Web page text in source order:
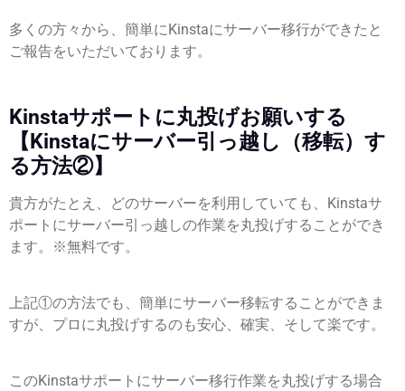
多くの方々から、簡単にKinstaにサーバー移行ができたと
ご報告をいただいております。
Kinstaサポートに丸投げお願いする
【Kinstaにサーバー引っ越し（移転）す
る方法②】
貴方がたとえ、どのサーバーを利用していても、Kinstaサ
ポートにサーバー引っ越しの作業を丸投げすることができ
ます。※無料です。
上記①の方法でも、簡単にサーバー移転することができま
すが、プロに丸投げするのも安心、確実、そして楽です。
このKinstaサポートにサーバー移行作業を丸投げする場合